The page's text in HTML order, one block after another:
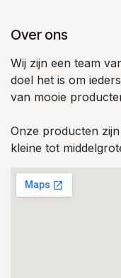
Over ons
Wij zijn een team
doel het is om
van mooie
Onze producten
kleine tot